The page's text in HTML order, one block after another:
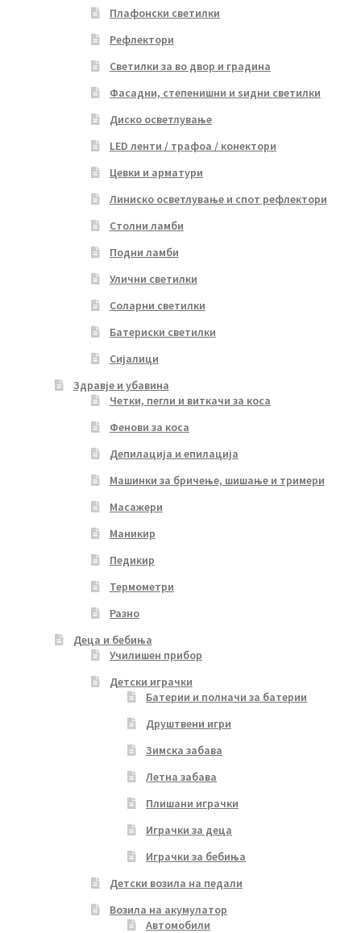
Плафонски светилки
Рефлектори
Светилки за во двор и градина
Фасадни, степенишни и ѕидни светилки
Диско осветлување
LED ленти / трафоа / конектори
Цевки и арматури
Линиско осветлување и спот рефлектори
Столни ламби
Подни ламби
Улични светилки
Соларни светилки
Батериски светилки
Сијалици
Здравје и убавина
Четки, пегли и виткачи за коса
Фенови за коса
Депилација и епилација
Машинки за бричење, шишање и тримери
Масажери
Маникир
Педикир
Термометри
Разно
Деца и бебиња
Училишен прибор
Детски играчки
Батерии и полначи за батерии
Друштвени игри
Зимска забава
Летна забава
Плишани играчки
Играчки за деца
Играчки за бебиња
Детски возила на педали
Возила на акумулатор
Автомобили